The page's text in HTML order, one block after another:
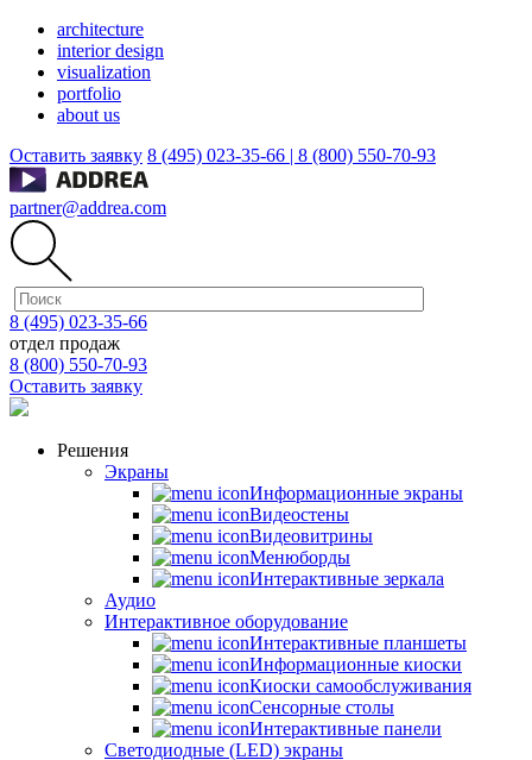
architecture
interior design
visualization
portfolio
about us
Оставить заявку 8 (495) 023-35-66 | 8 (800) 550-70-93
partner@addrea.com
8 (495) 023-35-66
отдел продаж
8 (800) 550-70-93
Оставить заявку
Решения
Экраны
Информационные экраны
Видеостены
Видеовитрины
Менюборды
Интерактивные зеркала
Аудио
Интерактивное оборудование
Интерактивные планшеты
Информационные киоски
Киоски самообслуживания
Сенсорные столы
Интерактивные панели
Светодиодные (LED) экраны